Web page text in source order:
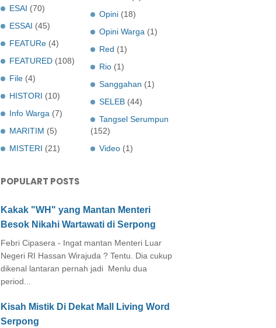
ESAI (70)
ESSAI (45)
FEATURe (4)
FEATURED (108)
File (4)
HISTORI (10)
Info Warga (7)
MARITIM (5)
MISTERI (21)
Opini (18)
Opini Warga (1)
Red (1)
Rio (1)
Sanggahan (1)
SELEB (44)
Tangsel Serumpun
(152)
Video (1)
POPULART POSTS
Kakak "WH" yang Mantan Menteri
Besok Nikahi Wartawati di Serpong
Febri Cipasera - Ingat mantan Menteri Luar
Negeri RI Hassan Wirajuda ? Tentu. Dia cukup
dikenal lantaran pernah jadi Menlu dua
period...
Kisah Mistik Di Dekat Mall Living Word
Serpong